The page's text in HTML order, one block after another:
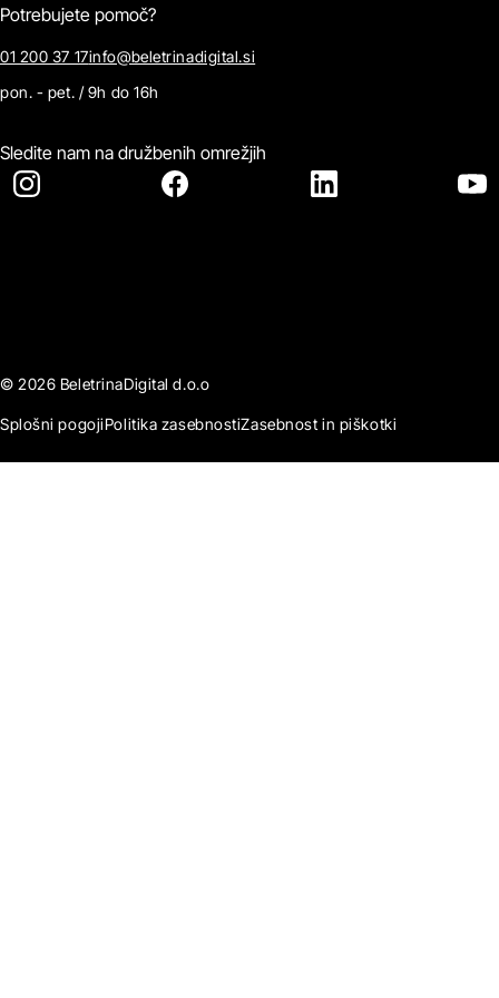
Potrebujete pomoč?
01 200 37 17info@beletrinadigital.si
pon. - pet. / 9h do 16h
Sledite nam na družbenih omrežjih
© 2026 BeletrinaDigital d.o.o
Splošni pogojiPolitika zasebnostiZasebnost in piškotki